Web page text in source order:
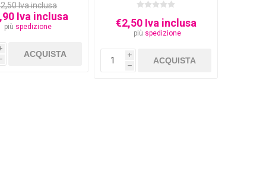
Iva inclusa
Iva inclusa
più spedizione €2,50 Iva inclusa
più spedizione
i
h